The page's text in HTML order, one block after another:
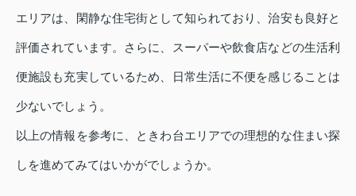
エリアは、閑静な住宅街として知られており、治安も良好と
評価されています。さらに、スーパーや飲食店などの生活利
便施設も充実しているため、日常生活に不便を感じることは
少ないでしょう。
以上の情報を参考に、ときわ台エリアでの理想的な住まい探
しを進めてみてはいかがでしょうか。